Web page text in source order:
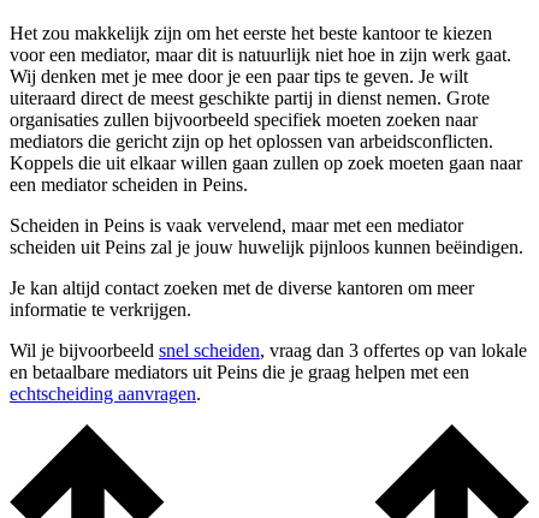
Het zou makkelijk zijn om het eerste het beste kantoor te kiezen
voor een mediator, maar dit is natuurlijk niet hoe in zijn werk gaat.
Wij denken met je mee door je een paar tips te geven. Je wilt
uiteraard direct de meest geschikte partij in dienst nemen. Grote
organisaties zullen bijvoorbeeld specifiek moeten zoeken naar
mediators die gericht zijn op het oplossen van arbeidsconflicten.
Koppels die uit elkaar willen gaan zullen op zoek moeten gaan naar
een mediator scheiden in Peins.
Scheiden in Peins is vaak vervelend, maar met een mediator
scheiden uit Peins zal je jouw huwelijk pijnloos kunnen beëindigen.
Je kan altijd contact zoeken met de diverse kantoren om meer
informatie te verkrijgen.
Wil je bijvoorbeeld snel scheiden, vraag dan 3 offertes op van lokale
en betaalbare mediators uit Peins die je graag helpen met een
echtscheiding aanvragen.